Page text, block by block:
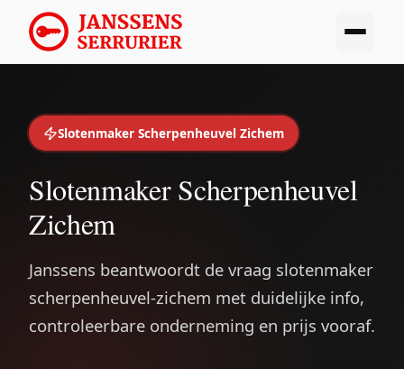
Slotenmaker Scherpenheuvel Zichem
Slotenmaker Scherpenheuvel
Zichem
Janssens beantwoordt de vraag slotenmaker
scherpenheuvel-zichem met duidelijke info,
controleerbare onderneming en prijs vooraf.